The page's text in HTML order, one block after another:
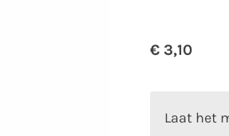
€ 3,10
Laat het